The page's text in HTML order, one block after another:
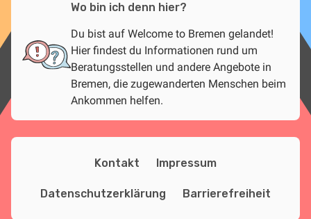
Wo bin ich denn hier?
Du bist auf Welcome to Bremen gelandet!
Hier findest du Informationen rund um
Beratungsstellen und andere Angebote in
Bremen, die zugewanderten Menschen beim
Ankommen helfen.
Kontakt Impressum
Datenschutzerklärung Barrierefreiheit